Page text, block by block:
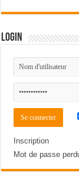
Login
Inscription
Mot de passe